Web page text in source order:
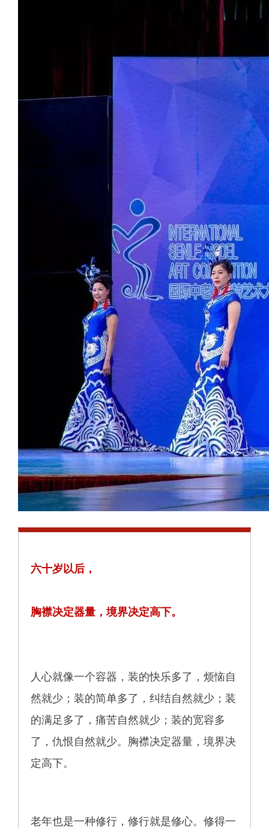
六十岁以后，
胸襟决定器量，境界决定高下。
人心就像一个容器，装的快乐多了，烦恼自
然就少；装的简单多了，纠结自然就少；装
的满足多了，痛苦自然就少；装的宽容多
了，仇恨自然就少。胸襟决定器量，境界决
定高下。
老年也是一种修行，修行就是修心。修得一